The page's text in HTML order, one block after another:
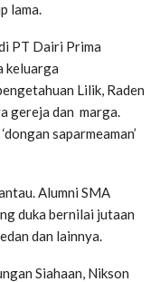
lama.
PT Dairi Prima
keluarga
Lilik, Raden
gereja dan marga.
saparmeaman’
Alumni SMA
duka bernilai jutaan
dan lainnya.
Siahaan, Nikson